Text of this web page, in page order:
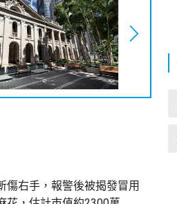
傷右手，報警後被揭發冒用